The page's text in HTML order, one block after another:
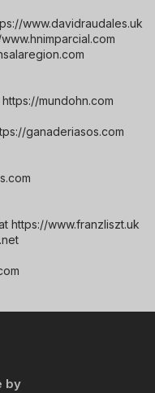
www.davidraudales.uk
mundohn.com
ganaderiasos.com
https://www.franzliszt.uk
by